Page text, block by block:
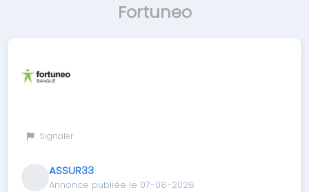
Fortuneo
Signaler
ASSUR33
Annonce publiée le 07-08-2026